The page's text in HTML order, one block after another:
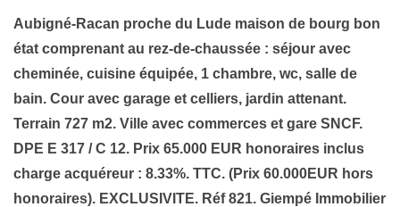
Aubigné-Racan proche du Lude maison de bourg bon
état comprenant au rez-de-chaussée : séjour avec
cheminée, cuisine équipée, 1 chambre, wc, salle de
bain. Cour avec garage et celliers, jardin attenant.
Terrain 727 m2. Ville avec commerces et gare SNCF.
DPE E 317 / C 12. Prix 65.000 EUR honoraires inclus
charge acquéreur : 8.33%. TTC. (Prix 60.000EUR hors
honoraires). EXCLUSIVITE. Réf 821. Giempé Immobilier